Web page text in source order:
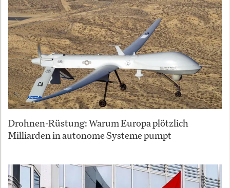
Drohnen-Rüstung: Warum Europa plötzlich
Milliarden in autonome Systeme pumpt